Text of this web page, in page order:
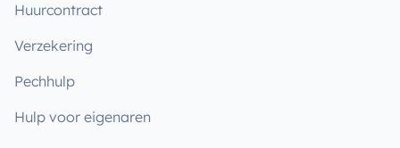
Huurcontract
Verzekering
Pechhulp
Hulp voor eigenaren